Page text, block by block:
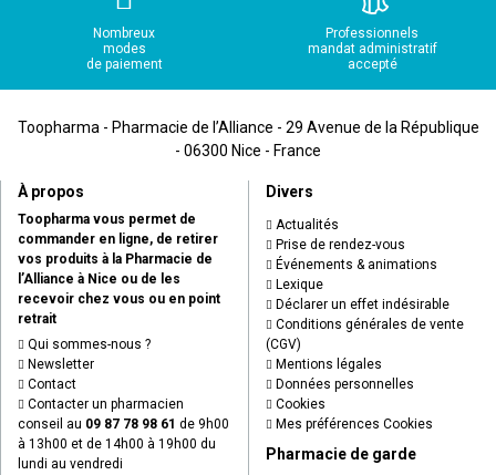
Nombreux
modes
de paiement
Professionnels
mandat administratif
accepté
Toopharma - Pharmacie de l’Alliance - 29 Avenue de la République
- 06300 Nice - France
À propos
Toopharma vous permet de
commander en ligne, de retirer
vos produits à la Pharmacie de
l’Alliance à Nice ou de les
recevoir chez vous ou en point
retrait
Qui sommes-nous ?
Newsletter
Contact
Contacter un pharmacien
conseil au 09 87 78 98 61 de 9h00
à 13h00 et de 14h00 à 19h00 du
lundi au vendredi
Divers
Actualités
Prise de rendez-vous
Événements & animations
Lexique
Déclarer un effet indésirable
Conditions générales de vente
(CGV)
Mentions légales
Données personnelles
Cookies
Mes préférences Cookies
Pharmacie de garde